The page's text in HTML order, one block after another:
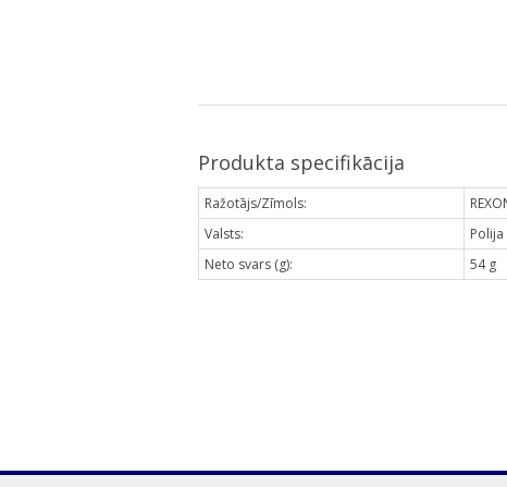
Produkta specifikācija
Ražotājs/Zīmols:
Valsts:
Polija
Neto svars (g):
54 g